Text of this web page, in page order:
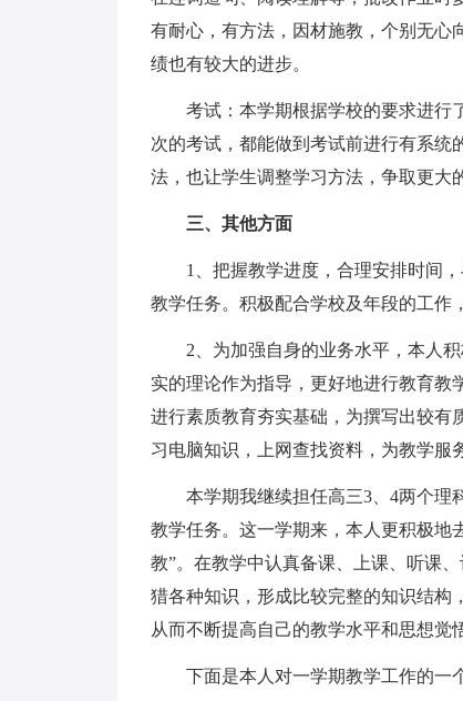
有耐心，有方法，因材施教，个别无心
绩也有较大的进步。
考试：本学期根据学校的要求进行
次的考试，都能做到考试前进行有系统
法，也让学生调整学习方法，争取更大
三、其他方面
1、把握教学进度，合理安排时间，
教学任务。积极配合学校及年段的工作
2、为加强自身的业务水平，本人积
实的理论作为指导，更好地进行教育教
进行素质教育夯实基础，为撰写出较有
习电脑知识，上网查找资料，为教学服
本学期我继续担任高三3、4两个理
教学任务。这一学期来，本人更积极地
教”。在教学中认真备课、上课、听课
猎各种知识，形成比较完整的知识结构
从而不断提高自己的教学水平和思想觉
下面是本人对一学期教学工作的一个